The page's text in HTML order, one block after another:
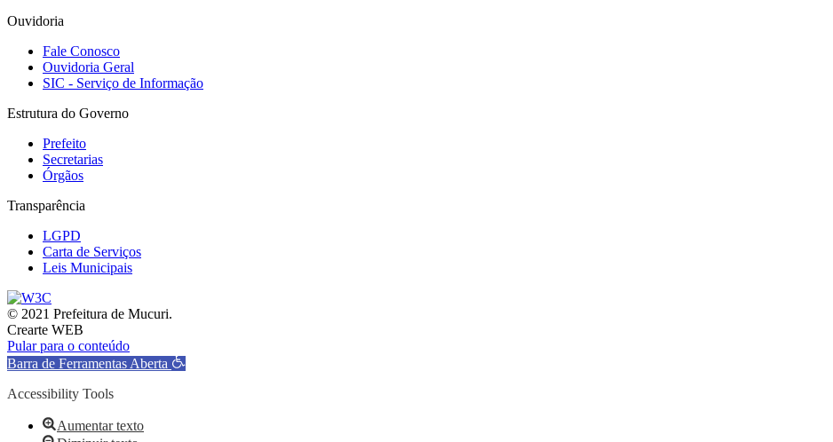
Ouvidoria
Fale Conosco
Ouvidoria Geral
SIC - Serviço de Informação
Estrutura do Governo
Prefeito
Secretarias
Órgãos
Transparência
LGPD
Carta de Serviços
Leis Municipais
© 2021 Prefeitura de Mucuri.
Crearte WEB
Pular para o conteúdo
Barra de Ferramentas Aberta
Accessibility Tools
Aumentar texto